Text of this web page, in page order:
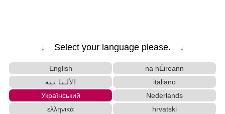
↓ Select your language please. ↓
English
na hÉireann
الألبانية
italiano
Український
Nederlands
ελληνικά
hrvatski